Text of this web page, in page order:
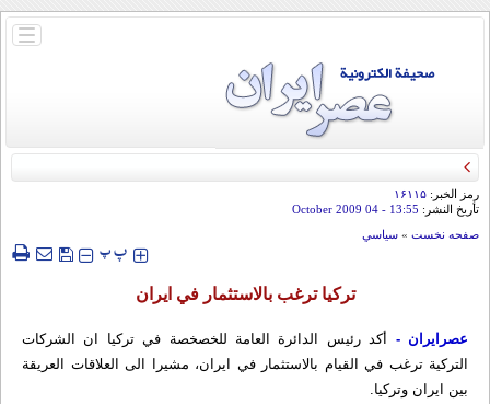
باز
رمز الخبر: ۱۶۱۱۵
تأريخ النشر: 13:55
- 04 October 2009
صفحه نخست » سياسي
‍‍‍ پپ
تركيا ترغب بالاستثمار في ايران
عصرایران - أكد رئيس الدائرة العامة للخصخصة في تركيا ان الشركات
التركية ترغب في القيام بالاستثمار في ايران، مشيرا الى العلاقات العريقة
بين ايران وتركيا.